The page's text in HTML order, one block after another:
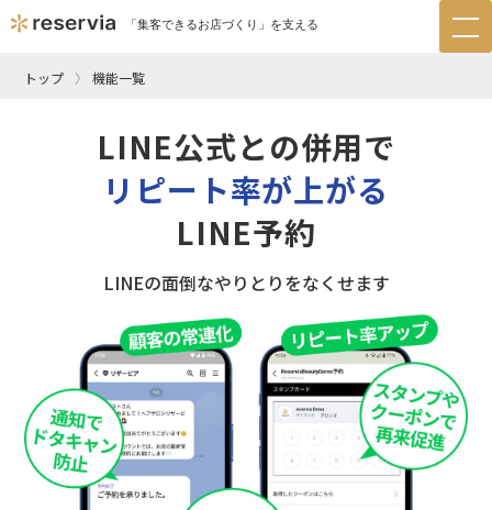
「集客できるお店づくり」を支える
トップ 機能一覧
LINE公式との併用で
リピート率が上がる
LINE予約
LINEの面倒なやりとりをなくせます